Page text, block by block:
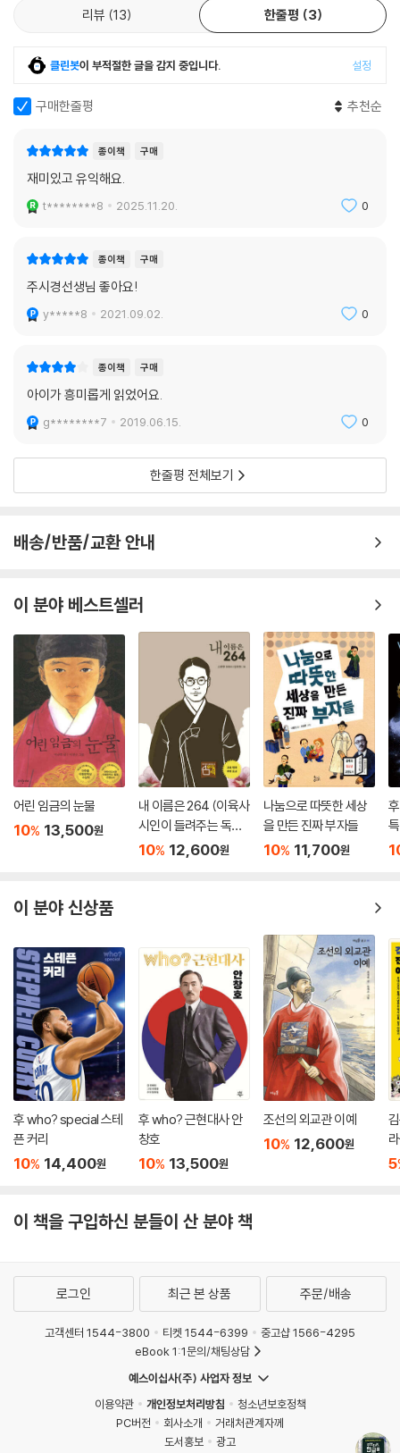
리뷰 13 한줄평 3
클린봇이 부적절한 글을 감지 중입니다. 설정
구매한줄평 추천순
종이책 구매
재미있고 유익해요.
t********8 2025.11.20. 0
종이책 구매
주시경선생님 좋아요!
y*****8 2021.09.02. 0
종이책 구매
아이가 흥미롭게 읽었어요.
g********7 2019.06.15. 0
한줄평 전체보기
배송/반품/교환 안내
이 분야 베스트셀러
어린 임금의 눈물
10% 13,500원
내 이름은 264 (이육사
시인이 들려주는 독립
운동 이야기)
10% 12,600원
나눔으로 따뜻한 세상
을 만든 진짜 부자들
10% 11,700원
이 분야 신상품
후 who? special 스테
픈 커리
10% 14,400원
후 who? 근현대사 안
창호
10% 13,500원
조선의 외교관 이예
10% 12,600원
5
이 책을 구입하신 분들이 산 분야 책
로그인 최근 본 상품 주문/배송
고객센터 1544-3800 티켓 1544-6399
중고샵 1566-4295
eBook 1:1문의/채팅상담
예스이십사(주) 사업자 정보
이용약관
개인정보처리방침
청소년보호정책
PC버전
회사소개
거래처관계자께
도서홍보
광고